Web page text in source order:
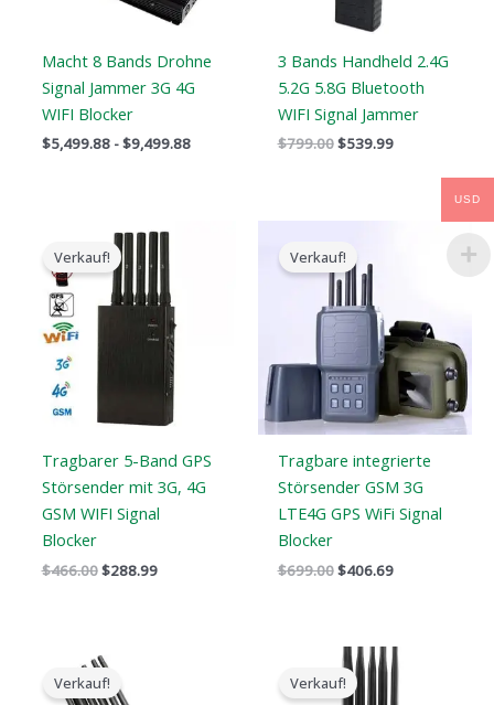
Macht 8 Bands Drohne
Signal Jammer 3G 4G
WIFI Blocker
$5,499.88 -$9,499.88
3 Bands Handheld 2.4G
5.2G 5.8G Bluetooth
WIFI Signal Jammer
$799.00$539.99
Verkauf!
Tragbarer 5-Band GPS
Störsender mit 3G, 4G
GSM WIFI Signal
Blocker
$466.00
Der
ursprüngliche
Preis
war:
$466.00.
$288.99
Der
aktuelle
Preis
ist:
$288.99.
Verkauf!
Tragbare integrierte
Störsender GSM 3G
LTE4G GPS WiFi Signal
Blocker
$699.00
ursprüngliche
Preis
war:
$699.00.
$406.69
Verkauf!
Der
ursprüngliche
Preis
Verkauf!
Der
ursprüngliche
Preis
Der
aktuelle
USD